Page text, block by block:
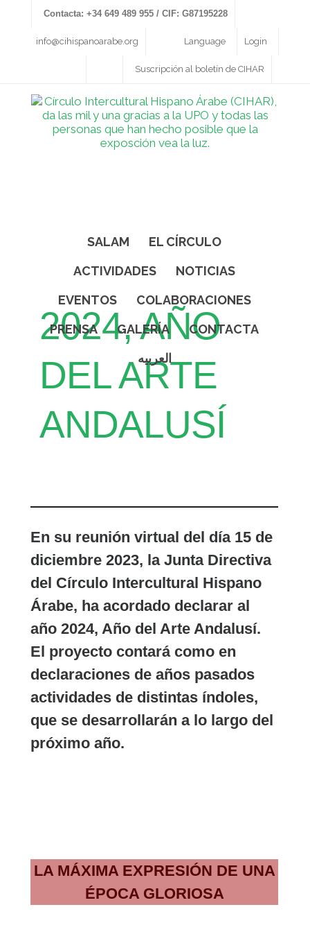
Contacta: +34 649 489 955 / CIF: G87195228
info@cihispanoarabe.org Login
Language
Suscripción al boletín de CIHAR
SALAM
EL CÍRCULO
ACTIVIDADES
NOTICIAS
EVENTOS
COLABORACIONES
PRENSA
GALERÍA
CONTACTA
العربيه
2024, AÑO
DEL ARTE
ANDALUSÍ
En su reunión virtual del día 15 de
diciembre 2023, la Junta Directiva
del Círculo Intercultural Hispano
Árabe, ha acordado declarar al
año 2024, Año del Arte Andalusí.
El proyecto contará como en
declaraciones de años pasados
actividades de distintas índoles,
que se desarrollarán a lo largo del
próximo año.
LA MÁXIMA EXPRESIÓN DE UNA
ÉPOCA GLORIOSA